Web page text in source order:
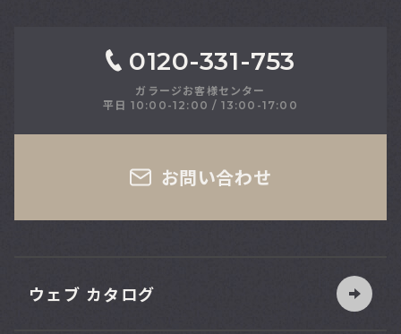
0120-331-753
ガラージお客様センター
平日 10:00-12:00 / 13:00-17:00
お問い合わせ
ウェブ カタログ